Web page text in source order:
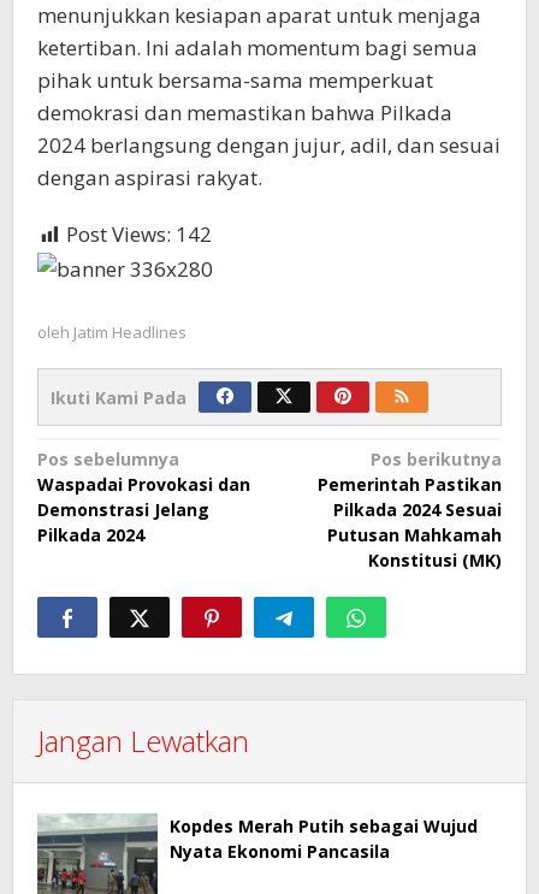
menunjukkan kesiapan aparat untuk menjaga
ketertiban. Ini adalah momentum bagi semua
pihak untuk bersama-sama memperkuat
demokrasi dan memastikan bahwa Pilkada
2024 berlangsung dengan jujur, adil, dan sesuai
dengan aspirasi rakyat.
Post Views: 142
oleh Jatim Headlines
Ikuti Kami Pada
Navigasi
pos
Pos sebelumnya
Waspadai Provokasi dan
Demonstrasi Jelang
Pilkada 2024
Pos berikutnya
Pemerintah Pastikan
Pilkada 2024 Sesuai
Putusan Mahkamah
Konstitusi (MK)
Jangan Lewatkan
Kopdes Merah Putih sebagai Wujud
Nyata Ekonomi Pancasila